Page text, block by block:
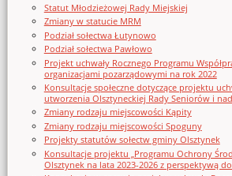
Statut Młodzieżowej Rady Miejskiej
Zmiany w statucie MRM
Podział sołectwa Łutynowo
Podział sołectwa Pawłowo
Projekt uchwały Rocznego Programu
organizacjami pozarządowymi na rok 2022
Konsultacje społeczne dotyczące projektu
utworzenia Olsztyneckiej Rady Seniorów i
Zmiany rodzaju miejscowości Kąpity
Zmiany rodzaju miejscowości Spoguny
Projekty statutów sołectw gminy Olsztynek
Konsultacje projektu „Programu Ochrony
Olsztynek na lata 2023-2026 z perspektywą